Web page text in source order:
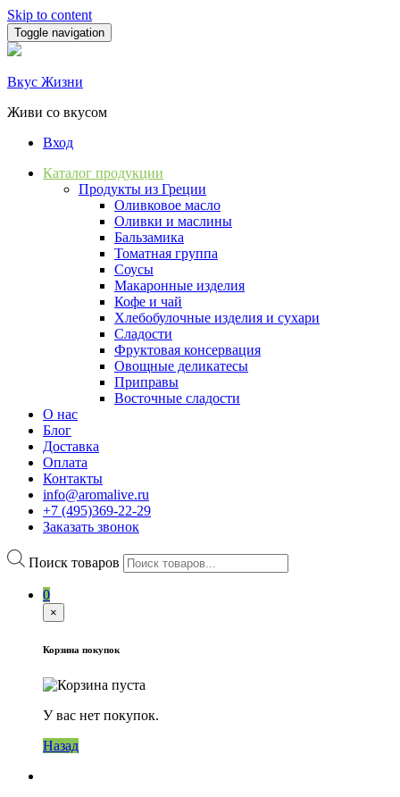
Skip to content
Toggle navigation
Вкус Жизни
Живи со вкусом
Вход
Каталог продукции
Продукты из Греции
Оливковое масло
Оливки и маслины
Бальзамика
Томатная группа
Соусы
Макаронные изделия
Кофе и чай
Хлебобулочные изделия и сухари
Сладости
Фруктовая консервация
Овощные деликатесы
Приправы
Восточные сладости
О нас
Блог
Доставка
Оплата
Контакты
info@aromalive.ru
+7 (495)369-22-29
Заказать звонок
Поиск товаров
0
×
Корзина покупок
У вас нет покупок.
Назад